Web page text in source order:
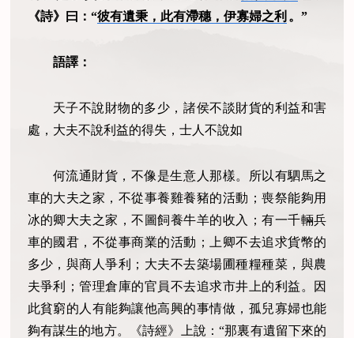
《詩》曰：“彼有遺秉，此有滯穗，伊寡婦之利 。”
語譯：
天子不說財物的多少，諸侯不談財貨的利益和害
處，大夫不說利益的得失，士人不說如
何流通財貨，不像是生意人那樣。所以有駟馬之
車的大夫之家，不從事養雞養豬的活動；喪祭能夠用
冰的卿大夫之家，不圖飼養牛羊的收入；有一千輛兵
車的國君，不從事商業的活動；上卿不去追求貨幣的
多少，與商人爭利；大夫不去築場圃種糧種菜，與農
夫爭利；管理倉庫的官員不去追求市井上的利益。因
此貧窮的人有能夠讓他高興的事情做，孤兒寡婦也能
夠有謀生的地方。《詩經》上說：“那裏有遺留下來的